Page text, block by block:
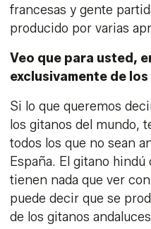
francesas y gente
producido por varias
Veo que para usted,
exclusivamente de
Si lo que queremos
los gitanos del mundo,
todos los que no sean
España. El gitano
tienen nada que ver
puede decir que se
de los gitanos